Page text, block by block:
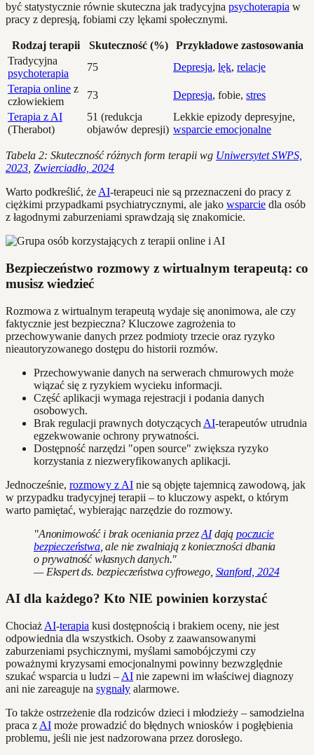
być statystycznie równie skuteczna jak tradycyjna psychoterapia w
pracy z depresją, fobiami czy lękami społecznymi.
Rodzaj terapii Skuteczność (%)
Przykładowe zastosowania
Tradycyjna
psychoterapia
75 Depresja, lęk, relacje
Terapia online z
człowiekiem
73 Depresja, fobie, stres
Terapia z AI
(Therabot)
51 (redukcja
objawów depresji)
Lekkie epizody depresyjne,
wsparcie emocjonalne
Tabela 2: Skuteczność różnych form terapii wg Uniwersytet SWPS,
2023 Zwierciadło, 2024
Warto podkreślić, że AI-terapeuci nie są przeznaczeni do pracy z
ciężkimi przypadkami psychiatrycznymi, ale jako wsparcie dla osób
z łagodnymi zaburzeniami sprawdzają się znakomicie.
Bezpieczeństwo rozmowy z wirtualnym terapeutą: co
musisz wiedzieć
Rozmowa z wirtualnym terapeutą wydaje się anonimowa, ale czy
faktycznie jest bezpieczna? Kluczowe zagrożenia to
przechowywanie danych przez podmioty trzecie oraz ryzyko
nieautoryzowanego dostępu do historii rozmów.
Przechowywanie danych na serwerach chmurowych może
wiązać się z ryzykiem wycieku informacji.
Część aplikacji wymaga rejestracji i podania danych
osobowych.
Brak regulacji prawnych dotyczących AI-terapeutów utrudnia
egzekwowanie ochrony prywatności.
Dostępność narzędzi "open source" zwiększa ryzyko
korzystania z niezweryfikowanych aplikacji.
Jednocześnie, rozmowy z AI nie są objęte tajemnicą zawodową, jak
w przypadku tradycyjnej terapii – to kluczowy aspekt, o którym
warto pamiętać, wybierając narzędzie do rozmowy.
"Anonimowość i brak oceniania przezAIdają poczucie
bezpieczeństwa, ale nie zwalniają z konieczności dbania
o prywatność własnych danych."
— Ekspert ds. bezpieczeństwa cyfrowego, Stanford, 2024
AI dla każdego? Kto NIE powinien korzystać
Chociaż AI-terapia kusi dostępnością i brakiem oceny, nie jest
odpowiednia dla wszystkich. Osoby z zaawansowanymi
zaburzeniami psychicznymi, myślami samobójczymi czy
poważnymi kryzysami emocjonalnymi powinny bezwzględnie
szukać wsparcia u ludzi – AI nie zapewni im właściwej diagnozy
ani nie zareaguje na sygnały alarmowe.
To także ostrzeżenie dla rodziców dzieci i młodzieży – samodzielna
praca z AI może prowadzić do błędnych wniosków i pogłębienia
problemu, jeśli nie jest nadzorowana przez dorosłego.